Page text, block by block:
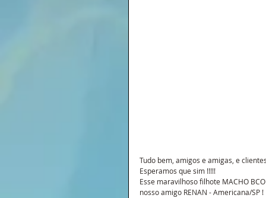
Tudo bem, amigos e amigas, e
Esperamos que sim !!!!!
Esse maravilhoso filhote MACHO
nosso amigo RENAN - Americana/SP !